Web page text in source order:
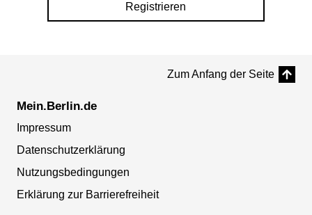
Registrieren
Zum Anfang der Seite
Mein.Berlin.de
Impressum
Datenschutzerklärung
Nutzungsbedingungen
Erklärung zur Barrierefreiheit